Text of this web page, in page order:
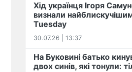
Хід українця Ігоря
визнали
Tuesday
30.07.26 | 13:37
На Буковині батько
двох синів, які тонули: